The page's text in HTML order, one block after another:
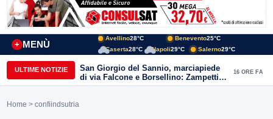
MENÙ
+
Avellino28°C Benevento25°C
Caserta28°C Napoli29°C Salerno29°C
ULTIME NOTIZIE
San Giorgio del Sannio, marciapiede
di via Falcone e Borsellino: Zampetti e
Lombardi replicano alle polemiche
16 ORE FA
Home > confiindsutria